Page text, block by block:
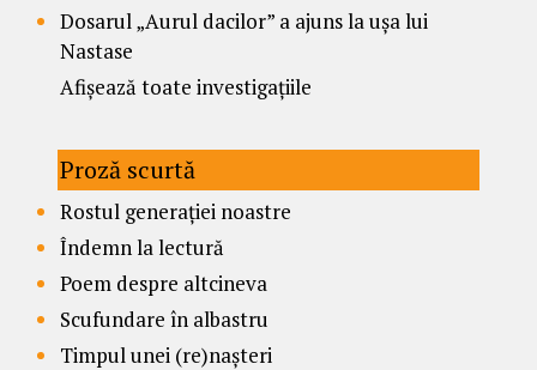
Dosarul „Aurul dacilor” a ajuns la ușa lui
Nastase
Afișează toate investigațiile
Proză scurtă
Rostul generației noastre
Îndemn la lectură
Poem despre altcineva
Scufundare în albastru
Timpul unei (re)nașteri